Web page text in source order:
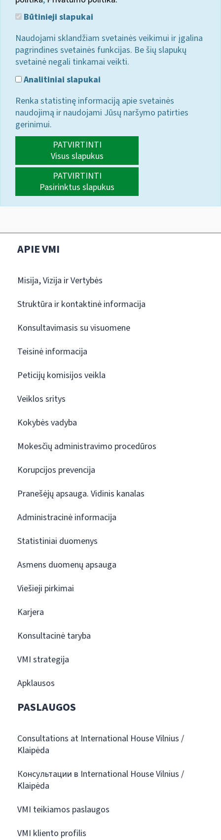
Būtinieji slapukai
Naudojami sklandžiam svetainės veikimui ir įgalina
pagrindines svetainės funkcijas. Be šių slapukų
svetainė negali tinkamai veikti.
Analitiniai slapukai
Renka statistinę informaciją apie svetainės
naudojimą ir naudojami Jūsų naršymo patirties
gerinimui.
PATVIRTINTI
Visus slapukus
PATVIRTINTI
Pasirinktus slapukus
APIE VMI
Misija, Vizija ir Vertybės
Struktūra ir kontaktinė informacija
Konsultavimasis su visuomene
Teisinė informacija
Peticijų komisijos veikla
Veiklos sritys
Kokybės vadyba
Mokesčių administravimo procedūros
Korupcijos prevencija
Pranešėjų apsauga. Vidinis kanalas
Administracinė informacija
Statistiniai duomenys
Asmens duomenų apsauga
Viešieji pirkimai
Karjera
Konsultacinė taryba
VMI strategija
Apklausos
PASLAUGOS
Consultations at International House Vilnius /
Klaipėda
Консультации в International House Vilnius /
Klaipėda
VMI teikiamos paslaugos
VMI kliento profilis